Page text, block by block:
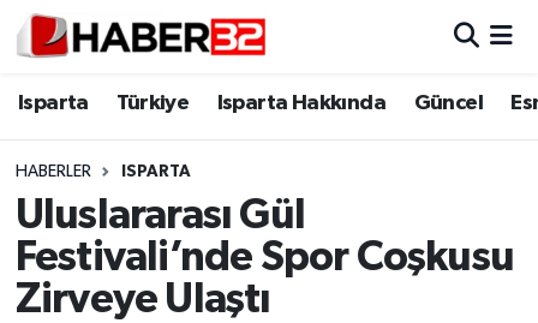
Isparta Türkiye Isparta Hakkında Güncel
HABERLER ISPARTA
Uluslararası Gül
Festivali’nde Spor Coşkusu
Zirveye Ulaştı
Isparta
Esnaf Diyor ki;
ASAYİŞ
Isparta Nöbetçi Eczaneler
Isparta Trafik Yoğunluk Haritası
Süper Lig Puan Durumu ve Fikstür